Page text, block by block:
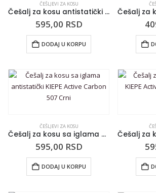
ČEŠLJEVI ZA KOSU
Češalj za kosu antistatički KIEPE Active Carbon 519 Crni
595,00 RSD
DODAJ U KORPU
ČEŠLJEVI ZA KOSU
Češalj za kosu sa iglama antistatički KIEPE Active Carbon 507 Crni
595,00 RSD
DODAJ U KORPU